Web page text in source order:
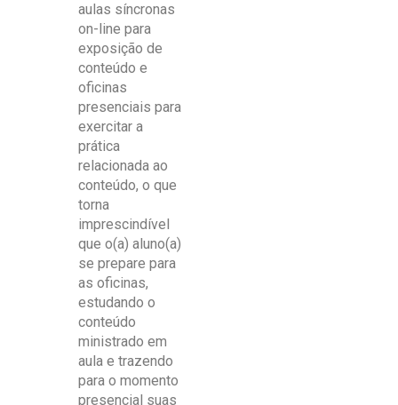
aulas síncronas
on-line para
exposição de
conteúdo e
oficinas
presenciais para
exercitar a
prática
relacionada ao
conteúdo, o que
torna
imprescindível
que o(a) aluno(a)
se prepare para
as oficinas,
estudando o
conteúdo
ministrado em
aula e trazendo
para o momento
presencial suas